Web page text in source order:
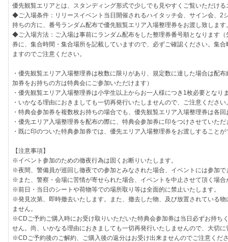
優先観覧エリアとは、スタンディング形式で少しでも見やすくご覧いただけ
◆ご入場条件：リリースイベント当日開催されるハイタッチ会、サイン会、2
持ちの方に、番号ランダム配布で優先観覧エリア入場整理券をお渡し致しま
◆ご入場方法：ご入場は事前にランダム配布をした整理券番号順となります
券に、集合時間・集合場所を記載していますので、必ずご確認ください。集
ますのでご注意ください。
・優先観覧エリア入場整理券は枚数に限りがあり、規定数に達した場合は配
加券をお持ちの方は特典会にご参加いただけます）
・優先観覧エリア入場整理券は小学生以上からお一人様につき1枚必要となり
・いかなる理由におきましても一切再発行いたしませんので、ご注意ください
・特典会参加券を複数枚お持ちの場合でも、優先観覧エリア入場整理券は各
・優先エリア入場整理券を配布の際に、特典会参加券に印をつけさせていただ
・既に印のついた特典参加券では、優先エリア入場整理券をお渡しすること
【注意事項】
※イベント参加のための徹夜行為は固くお断りいたします。
※夜間、警備員が巡回し徹夜での参加とみなされた場合、イベントには参加で
※また、警察・会場に苦情が寄せられた場合、イベントを中止させて頂く場
※前日・当日のシートや荷物等での場所取り等は全面的に禁止いたします。
※発見次第、即時撤去いたします。また、撤去した物、及び放置されている
ません。
※CDご予約ご購入時にお受け取りいただいた特典会参加券は当日必ずお持ち
せん。尚、いかなる理由におきましても一切再発行いたしませんので、大切
※CDご予約後のご解約、ご購入後の返分はお受け出来ませんのでご注意くだ